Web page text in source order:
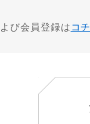
び会員登録は コ